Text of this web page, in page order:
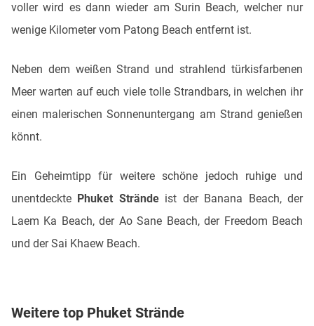
voller wird es dann wieder am Surin Beach, welcher nur
wenige Kilometer vom Patong Beach entfernt ist.
Neben dem weißen Strand und strahlend türkisfarbenen
Meer warten auf euch viele tolle Strandbars, in welchen ihr
einen malerischen Sonnenuntergang am Strand genießen
könnt.
Ein Geheimtipp für weitere schöne jedoch ruhige und
unentdeckte Phuket Strändeist der Banana Beach, der
Laem Ka Beach, der Ao Sane Beach, der Freedom Beach
und der Sai Khaew Beach.
Weitere top Phuket Strände